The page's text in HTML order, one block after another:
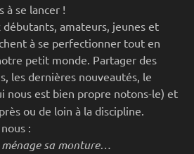
à se lancer !
débutants, amateurs, jeunes et
à se perfectionner tout en
petit monde. Partager des
les dernières nouveautés, le
nous est bien propre notons-le) et
ou de loin à la discipline.
:
sa monture…